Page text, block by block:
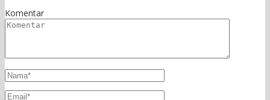
Komentar